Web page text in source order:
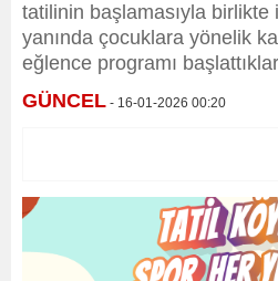
tatilinin başlamasıyla birlikte
yanında çocuklara yönelik
eğlence programı
GÜNCEL - 16-01-2026 00:20